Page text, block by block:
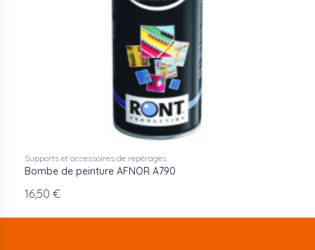
Supports et accessoires de repérages
Bombe de peinture AFNOR A790
16,50 €